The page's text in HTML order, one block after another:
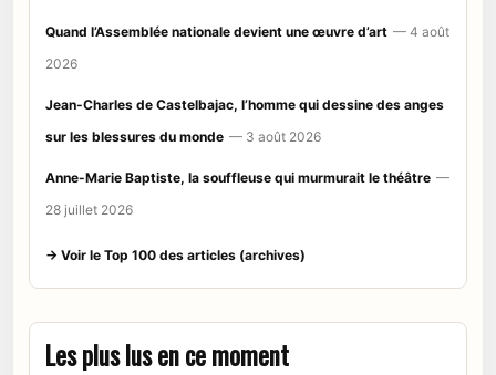
Quand l’Assemblée nationale devient une œuvre d’art — 4 août
2026
Jean-Charles de Castelbajac, l’homme qui dessine des anges
sur les blessures du monde — 3 août 2026
Anne-Marie Baptiste, la souffleuse qui murmurait le théâtre —
28 juillet 2026
→ Voir le Top 100 des articles (archives)
Les plus lus en ce moment